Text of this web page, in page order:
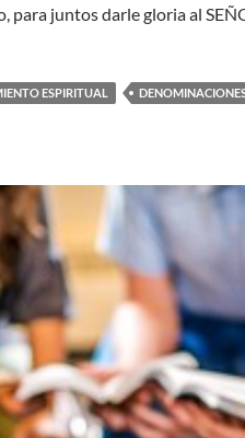
para juntos darle gloria al
ESPIRITUAL